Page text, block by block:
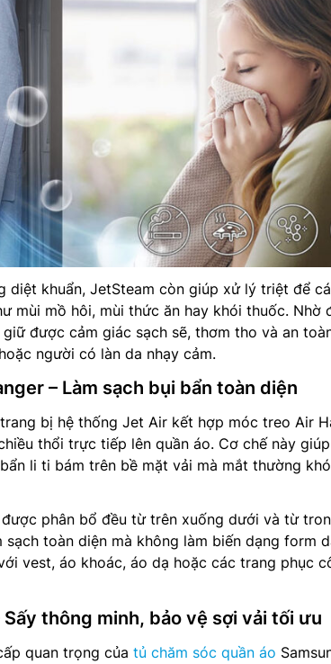
diệt khuẩn, JetSteam còn giúp xử lý triệt để
mùi mồ hôi, mùi thức ăn hay khói thuốc. Nhờ
được cảm giác sạch sẽ, thơm tho và an
người có làn da nhạy cảm.
– Làm sạch bụi bẩn toàn diện
trang bị hệ thống Jet Air kết hợp móc treo Air
thổi trực tiếp lên quần áo. Cơ chế này
li ti bám trên bề mặt vải mà mắt thường
phân bổ đều từ trên xuống dưới và từ
sạch toàn diện mà không làm biến dạng form
vest, áo khoác, áo dạ hoặc các trang phục
thông minh, bảo vệ sợi vải tối ưu
quan trọng của tủ chăm sóc quần áo